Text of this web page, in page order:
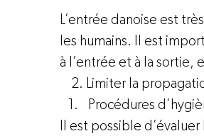
L’entrée danoise est
les humains. Il est
à l’entrée et à la sortie,
2. Limiter la
Procédures
Il est possible